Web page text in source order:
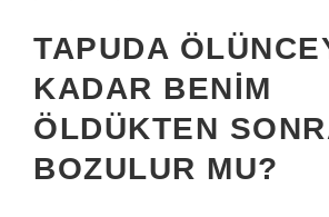
TAPUDA
KADAR BENIM
ÖLDÜKTEN
BOZULUR MU?